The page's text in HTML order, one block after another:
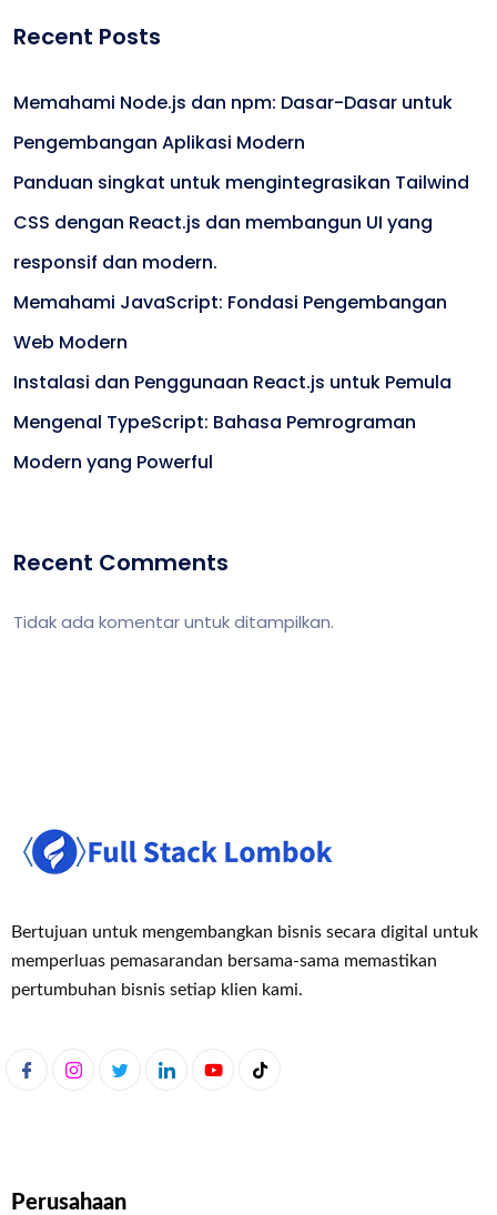
Recent Posts
Memahami Node.js dan npm: Dasar-Dasar untuk
Pengembangan Aplikasi Modern
Panduan singkat untuk mengintegrasikan Tailwind
CSS dengan React.js dan membangun UI yang
responsif dan modern.
Memahami JavaScript: Fondasi Pengembangan
Web Modern
Instalasi dan Penggunaan React.js untuk Pemula
Mengenal TypeScript: Bahasa Pemrograman
Modern yang Powerful
Recent Comments
Tidak ada komentar untuk ditampilkan.
Bertujuan untuk mengembangkan bisnis secara digital untuk
memperluas pemasarandan bersama-sama memastikan
pertumbuhan bisnis setiap klien kami.
Perusahaan